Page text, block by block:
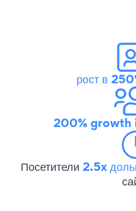
рост в
200% growth
Посетители 2.5x